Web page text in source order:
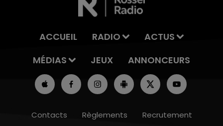
ACCUEIL RADIO
ACTUS
MÉDIAS
JEUX ANNONCEURS
Contacts Règlements Recrutement